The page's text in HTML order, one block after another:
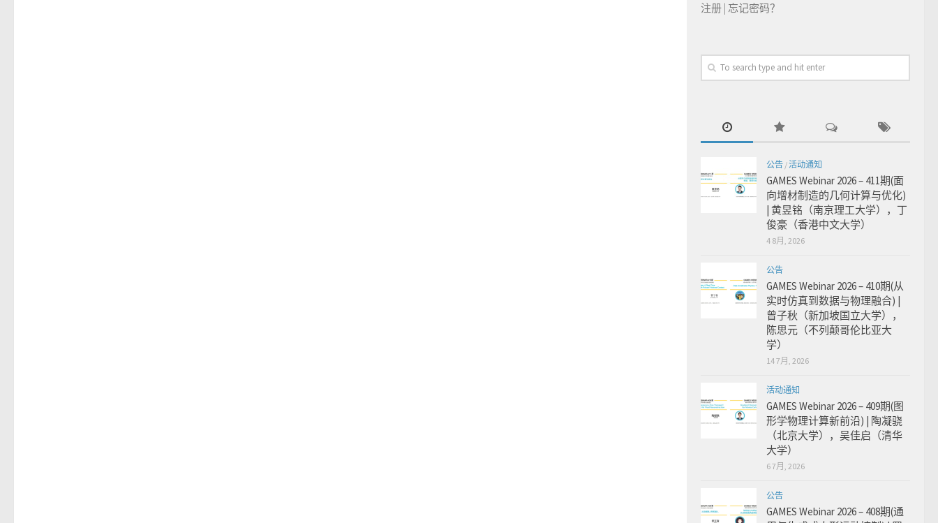
注册 | 忘记密码？
公告 /活动通知
GAMES Webinar 2026 – 411期(面
向增材制造的几何计算与优化)
| 黄昱铭（南京理工大学），丁
俊豪（香港中文大学）
4 8月, 2026
公告
GAMES Webinar 2026 – 410期(从
实时仿真到数据与物理融合) |
曾子秋（新加坡国立大学），
陈思元（不列颠哥伦比亚大
学）
14 7月, 2026
活动通知
GAMES Webinar 2026 – 409期(图
形学物理计算新前沿) | 陶凝骁
（北京大学），吴佳启（清华
大学）
6 7月, 2026
公告
GAMES Webinar 2026 – 408期(通